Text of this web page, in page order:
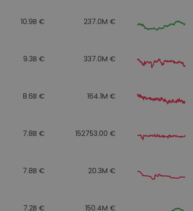
10.9B € 237.0M €
9.3B € 337.0M €
8.6B € 164.1M €
7.8B € 152753.00 €
7.8B € 20.3M €
7.2B € 150.4M €